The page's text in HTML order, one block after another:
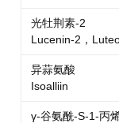
光牡荆素-2
Lucenin-2，
异蒜氨酸
Isoalliin
γ-谷氨酰-S-1-丙